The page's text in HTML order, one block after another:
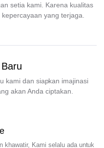
setia kami. Karena kualitas
yang terjaga.
kami dan siapkan imajinasi
akan Anda ciptakan.
khawatir, Kami selalu ada untuk